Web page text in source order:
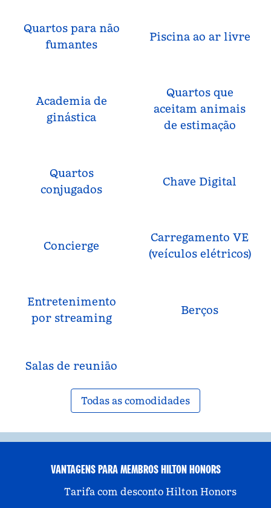
Quartos para não
fumantes
Piscina ao ar livre
Academia de
ginástica
Quartos que
aceitam animais
de estimação
Quartos
conjugados
Chave Digital
Concierge
Carregamento VE
(veículos elétricos)
Entretenimento
por streaming
Berços
Salas de reunião
Todas as comodidades
VANTAGENS PARA MEMBROS HILTON HONORS
Tarifa com desconto Hilton Honors